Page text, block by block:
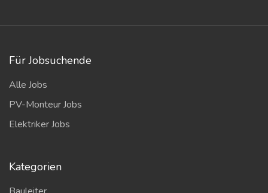
Für Jobsuchende
Alle Jobs
PV-Monteur Jobs
Elektriker Jobs
Kategorien